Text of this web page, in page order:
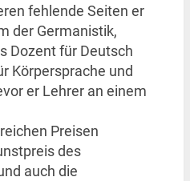
fehlende Seiten er
der Germanistik,
Dozent für Deutsch
Körpersprache und
er Lehrer an einem
Preisen
des
auch die